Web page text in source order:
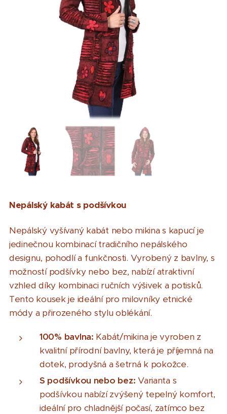
Nepálský kabát s podšívkou
Nepálský vyšívaný kabát nebo mikina s kapucí je
jedinečnou kombinací tradičního nepálského
designu, pohodlí a funkčnosti. Vyrobený z bavlny, s
možností podšívky nebo bez, nabízí atraktivní
vzhled díky kombinaci ručních výšivek a potisků.
Tento kousek je ideální pro milovníky etnické
módy a přirozeného stylu oblékání.
100% bavlna: Kabát/mikina je vyroben z
kvalitní přírodní bavlny, která je příjemná na
dotek, prodyšná a šetrná k pokožce.
S podšívkou nebo bez: Varianta s
podšívkou nabízí zvýšený tepelný komfort,
ideální pro chladnější počasí, zatímco bez